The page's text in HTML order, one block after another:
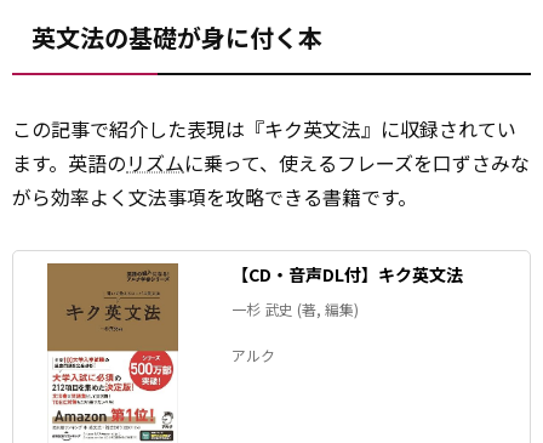
英文法の基礎が身に付く本
この記事で紹介した表現は『キク英文法』に収録されてい
ます。英語のリズムに乗って、使えるフレーズを口ずさみな
がら効率よく文法事項を攻略できる書籍です。
【CD・音声DL付】キク英文法
一杉 武史 (著, 編集)
アルク